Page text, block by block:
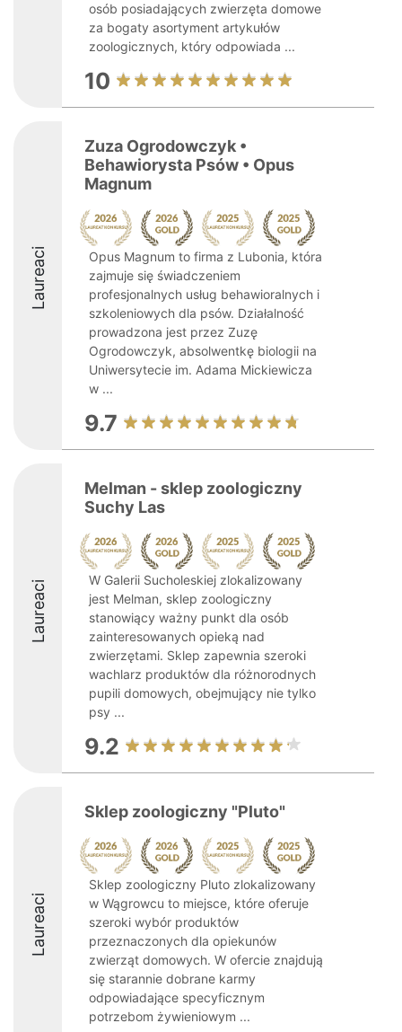
osób posiadających zwierzęta domowe
za bogaty asortyment artykułów
zoologicznych, który odpowiada ...
10
Laureaci
Zuza Ogrodowczyk •
Behawiorysta Psów • Opus
Magnum
Opus Magnum to firma z Lubonia, która
zajmuje się świadczeniem
profesjonalnych usług behawioralnych i
szkoleniowych dla psów. Działalność
prowadzona jest przez Zuzę
Ogrodowczyk, absolwentkę biologii na
Uniwersytecie im. Adama Mickiewicza
w ...
9.7
Laureaci
Melman - sklep zoologiczny
Suchy Las
W Galerii Sucholeskiej zlokalizowany
jest Melman, sklep zoologiczny
stanowiący ważny punkt dla osób
zainteresowanych opieką nad
zwierzętami. Sklep zapewnia szeroki
wachlarz produktów dla różnorodnych
pupili domowych, obejmujący nie tylko
psy ...
9.2
Laureaci
Sklep zoologiczny "Pluto"
Sklep zoologiczny Pluto zlokalizowany
w Wągrowcu to miejsce, które oferuje
szeroki wybór produktów
przeznaczonych dla opiekunów
zwierząt domowych. W ofercie znajdują
się starannie dobrane karmy
odpowiadające specyficznym
potrzebom żywieniowym ...